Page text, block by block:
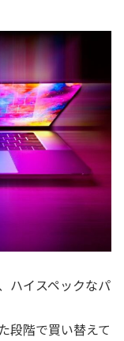
ハイスペックなパ
段階で買い替えて